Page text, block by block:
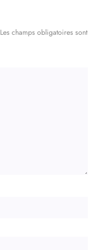
Les champs obligatoires sont